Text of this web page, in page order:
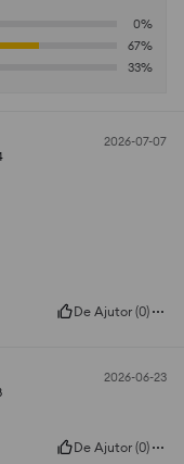
0%
67%
33%
2026-07-07
De Ajutor (0)
2026-06-23
De Ajutor (0)